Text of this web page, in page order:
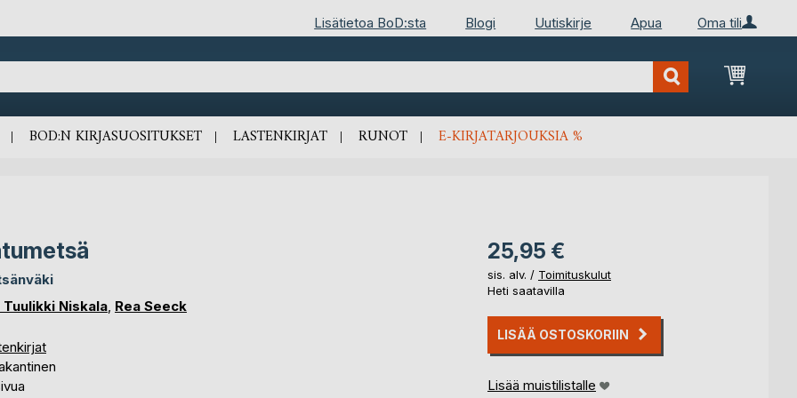
Oma tili
Lisätietoa BoD:sta Blogi Uutiskirje Apua
BOD:N KIRJASUOSITUKSET LASTENKIRJAT RUNOT E-KIRJATARJOUKSIA %
Tuulikki Niskala, Rea Seeck
25,95 €
sis. alv. / Toimituskulut
Heti saatavilla
LISÄÄ OSTOSKORIIN
Lisää muistilistalle